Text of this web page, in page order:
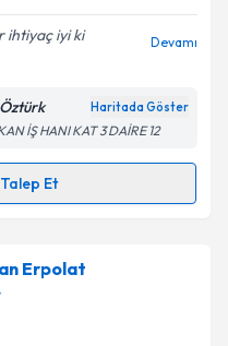
ilişkinAydınlatma
verilerimin belirtilen
ediyorum.
ihtiyaç iyi ki
Devamı
Haritada Göster
İŞ HANI KAT 3 DAİRE 12
Et
Sena Öztürk
Size bu uzmandan
hazırlandığında e-
Erpolat